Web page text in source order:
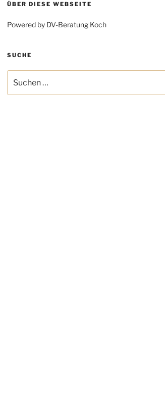
ÜBER DIESE WEBSEITE
Powered by DV-Beratung Koch
SUCHE
nach: